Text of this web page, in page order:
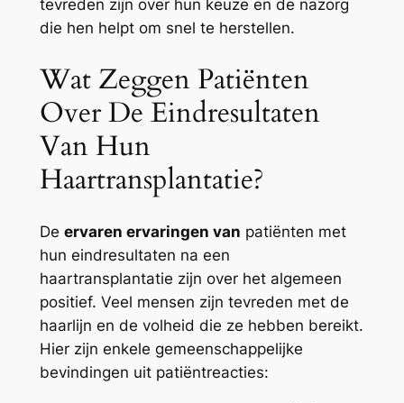
tevreden zijn over hun keuze en de nazorg
die hen helpt om snel te herstellen.
Wat Zeggen Patiënten
Over De Eindresultaten
Van Hun
Haartransplantatie?
De ervaren ervaringen van patiënten met
hun eindresultaten na een
haartransplantatie zijn over het algemeen
positief. Veel mensen zijn tevreden met de
haarlijn en de volheid die ze hebben bereikt.
Hier zijn enkele gemeenschappelijke
bevindingen uit patiëntreacties: